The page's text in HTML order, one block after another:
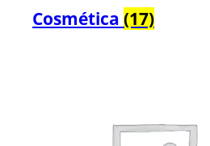
Cosmética (17)